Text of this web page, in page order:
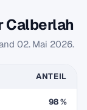
Calberlah
02. Mai 2026.
ANTEIL
98 %